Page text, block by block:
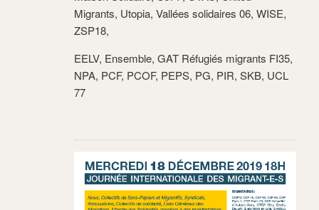
Migrants, Utopia, Vallées solidaires 06, WISE,
ZSP18,
EELV, Ensemble, GAT Réfugiés migrants FI35,
NPA, PCF, PCOF, PEPS, PG, PIR, SKB, UCL
77